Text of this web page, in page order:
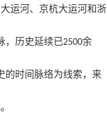
运河、京杭大运河和浙
，历史延续已2500余
的时间脉络为线索，来